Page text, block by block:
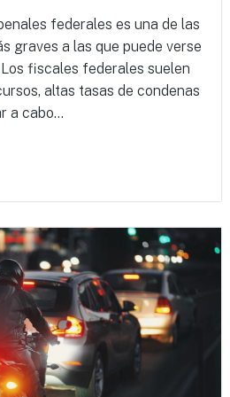
federales es una de las
graves a las que puede verse
fiscales federales suelen
altas tasas de condenas
a cabo...